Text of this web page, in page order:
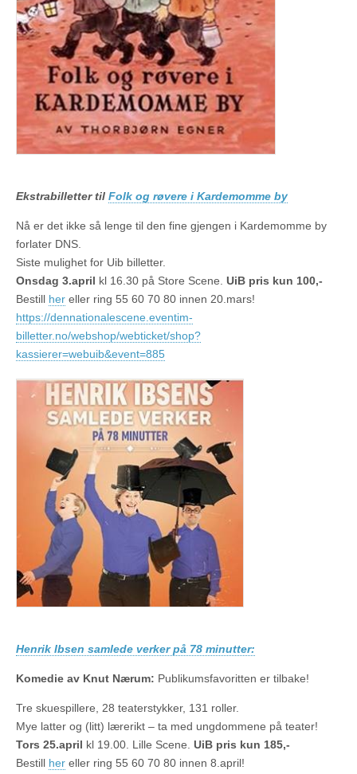
Ekstrabilletter til Folk og røvere i Kardemomme by
Nå er det ikke så lenge til den fine gjengen i Kardemomme by
forlater DNS.
Siste mulighet for Uib billetter.
Onsdag 3.april kl 16.30 på Store Scene. UiB pris kun 100,-
Bestill her eller ring 55 60 70 80 innen 20.mars!
https://dennationalescene.eventim-
billetter.no/webshop/webticket/shop?
kassierer=webuib&event=885
Henrik Ibsen samlede verker på 78 minutter:
Komedie av Knut Nærum: Publikumsfavoritten er tilbake!
Tre skuespillere, 28 teaterstykker, 131 roller.
Mye latter og (litt) lærerikt – ta med ungdommene på teater!
Tors 25.april kl 19.00. Lille Scene. UiB pris kun 185,-
Bestill her eller ring 55 60 70 80 innen 8.april!